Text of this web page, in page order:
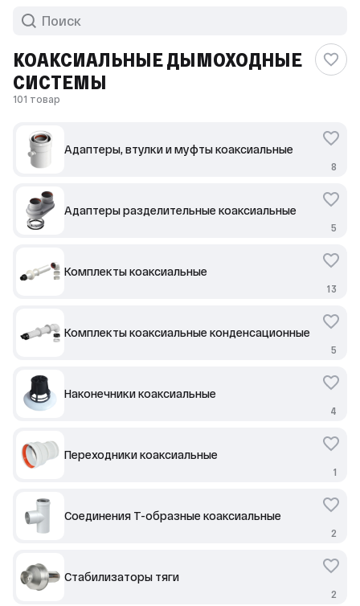
КОАКСИАЛЬНЫЕ ДЫМОХОДНЫЕ
СИСТЕМЫ
101 товар
Адаптеры, втулки и муфты коаксиальные
8
Адаптеры разделительные коаксиальные
5
Комплекты коаксиальные
13
Комплекты коаксиальные конденсационные
5
Наконечники коаксиальные
4
Переходники коаксиальные
1
Соединения Т-образные коаксиальные
2
Стабилизаторы тяги
2